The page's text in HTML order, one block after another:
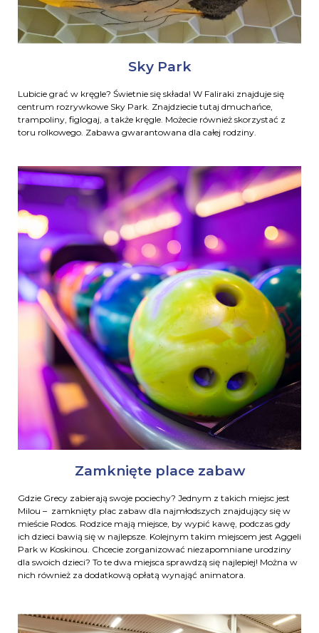
Sky Park
Lubicie grać w kręgle? Świetnie się składa! W Faliraki znajduje się
centrum rozrywkowe Sky Park. Znajdziecie tutaj dmuchańce,
trampoliny, figlogaj, a także kręgle. Możecie również skorzystać z
toru rolkowego. Zabawa gwarantowana dla całej rodziny.
Zamknięte place zabaw
Gdzie Grecy zabierają swoje pociechy? Jednym z takich miejsc jest
Milou – zamknięty plac zabaw dla najmłodszych znajdujący się w
mieście Rodos. Rodzice mają miejsce, by wypić kawę, podczas gdy
ich dzieci bawią się w najlepsze. Kolejnym takim miejscem jest Aggeli
Park w Koskinou. Chcecie zorganizować niezapomniane urodziny
dla swoich dzieci? To te dwa miejsca sprawdzą się najlepiej! Można w
nich również za dodatkową opłatą wynająć animatora.